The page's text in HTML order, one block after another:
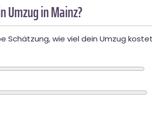
Umzug in Mainz?
Schätzung, wie viel dein Umzug